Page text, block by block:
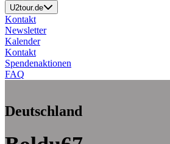
U2tour.de
Kontakt
Newsletter
Kalender
Kontakt
Spendenaktionen
FAQ
Deutschland